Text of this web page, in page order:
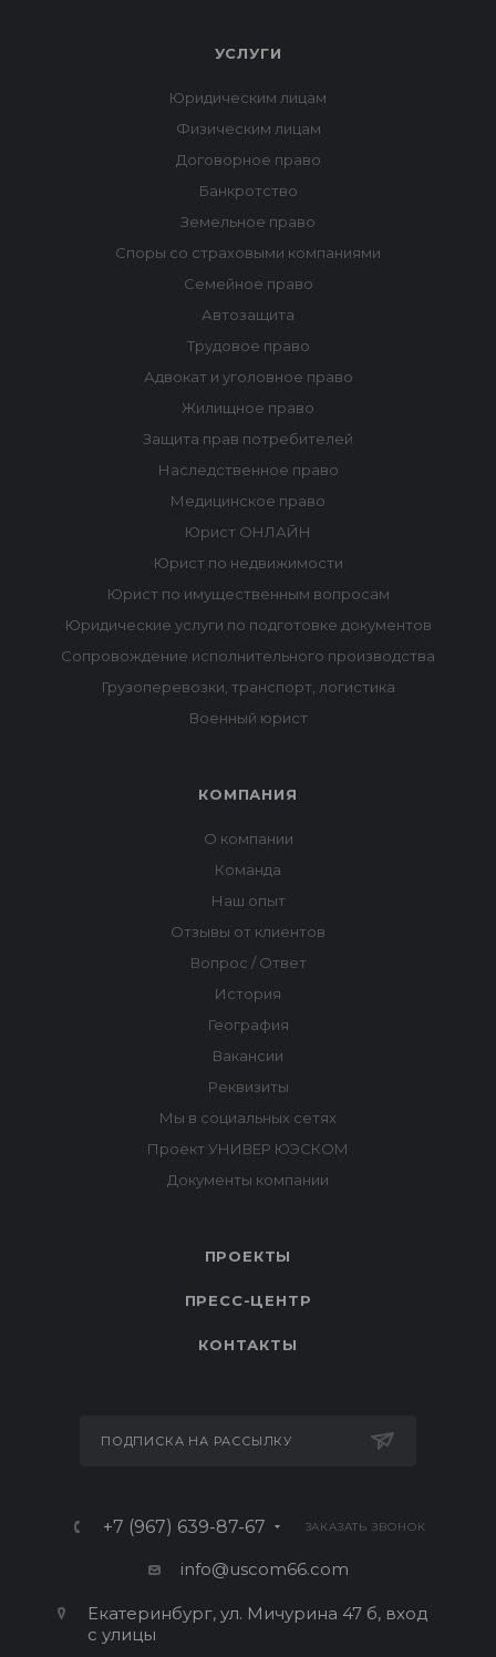
ПРОЕКТЫ
ПРЕСС-ЦЕНТР
КОНТАКТЫ
ПОДПИСКА НА РАССЫЛКУ
+7 (967) 639-87-67 ЗАКАЗАТЬ ЗВОНОК
info@uscom66.com
Екатеринбург, ул. Мичурина 47 б, вход
с улицы